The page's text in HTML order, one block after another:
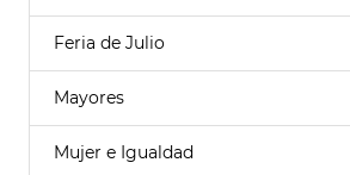
Feria de Julio
Mayores
Mujer e Igualdad